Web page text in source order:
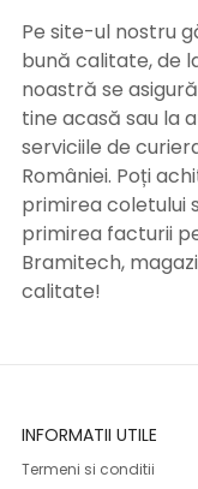
Pe site-ul nostru
bună calitate, de
noastră se
tine acasă sau la
serviciile de
României. Poți
primirea coletului
primirea facturii
Bramitech,
calitate!
INFORMATII UTILE
Termeni si conditii